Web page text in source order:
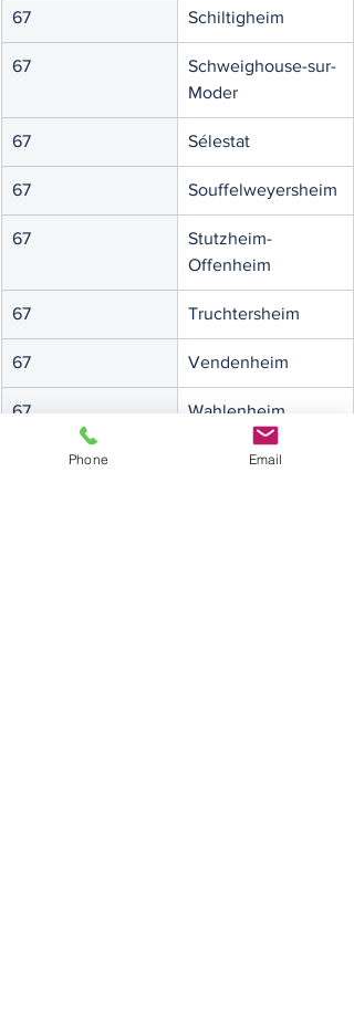
67 Schiltigheim
67
Schweighouse-sur-
Moder
67 Sélestat
67 Souffelweyersheim
67
Stutzheim-
Offenheim
67 Truchtersheim
67 Vendenheim
67 Wahlenheim
La Wantzenau
Phone Email